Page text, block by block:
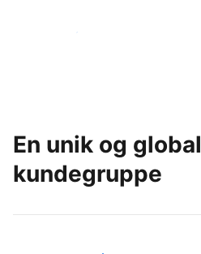
Kom i gang i dag
En unik og global
kundegruppe